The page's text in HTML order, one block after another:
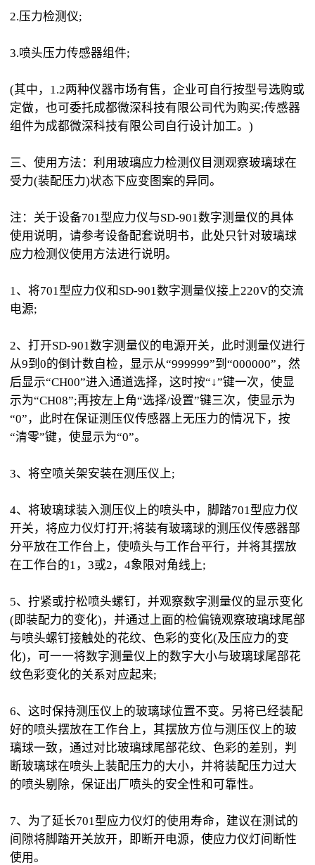
2.压力检测仪;
3.喷头压力传感器组件;
(其中，1.2两种仪器市场有售，企业可自行按型号选购或
定做，也可委托成都微深科技有限公司代为购买;传感器
组件为成都微深科技有限公司自行设计加工。)
三、使用方法：利用玻璃应力检测仪目测观察玻璃球在
受力(装配压力)状态下应变图案的异同。
注：关于设备701型应力仪与SD-901数字测量仪的具体
使用说明，请参考设备配套说明书，此处只针对玻璃球
应力检测仪使用方法进行说明。
1、将701型应力仪和SD-901数字测量仪接上220V的交流
电源;
2、打开SD-901数字测量仪的电源开关，此时测量仪进行
从9到0的倒计数自检，显示从“999999”到“000000”，然
后显示“CH00”进入通道选择，这时按“↓”键一次，使显
示为“CH08”;再按左上角“选择/设置”键三次，使显示为
“0”，此时在保证测压仪传感器上无压力的情况下，按
“清零”键，使显示为“0”。
3、将空喷关架安装在测压仪上;
4、将玻璃球装入测压仪上的喷头中，脚踏701型应力仪
开关，将应力仪灯打开;将装有玻璃球的测压仪传感器部
分平放在工作台上，使喷头与工作台平行，并将其摆放
在工作台的1，3或2，4象限对角线上;
5、拧紧或拧松喷头螺钉，并观察数字测量仪的显示变化
(即装配力的变化)，并通过上面的检偏镜观察玻璃球尾部
与喷头螺钉接触处的花纹、色彩的变化(及压应力的变
化)，可一一将数字测量仪上的数字大小与玻璃球尾部花
纹色彩变化的关系对应起来;
6、这时保持测压仪上的玻璃球位置不变。另将已经装配
好的喷头摆放在工作台上，其摆放方位与测压仪上的玻
璃球一致，通过对比玻璃球尾部花纹、色彩的差别，判
断玻璃球在喷头上装配压力的大小，并将装配压力过大
的喷头剔除，保证出厂喷头的安全性和可靠性。
7、为了延长701型应力仪灯的使用寿命，建议在测试的
间隙将脚踏开关放开，即断开电源，使应力仪灯间断性
使用。